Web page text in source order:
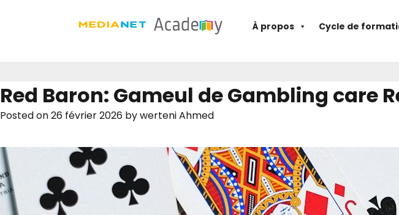
À propos Cycle de
Red Baron: Gameul de Gambling care
Posted on26 février 2026 bywerteni Ahmed